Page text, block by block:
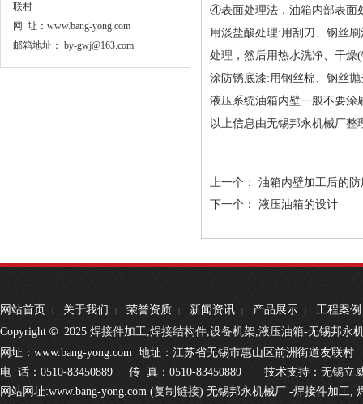
联村
网 址：www.bang-yong.com
邮箱地址： by-gwj@163.com
④表面处理法，油箱内部表面
用淡盐酸处理:用刮刀、钢丝
处理，然后用热水洗净、干燥
涂防锈底漆:用钢丝棉、钢丝
液压系统油箱内壁一般不要涂
以上信息由无锡邦永机械厂
上一个： 油箱内壁加工后的
下一个： 液压油箱的设计
网站首页 | 关于我们 | 荣誉资质 | 新闻资讯 | 产品展示 |
工程案例
Copyright © 2025 焊接件加工,焊接结构件,设备机架,液压油箱-无锡邦永
网址：www.bang-yong.com 地址：江苏省无锡市惠山区前洲街道友
电 话：0510-83450889 传 真：0510-83450889 技术支持： 无锡立
网站网址:www.bang-yong.com (复制链接) 无锡邦永机械厂 -焊接件加工,